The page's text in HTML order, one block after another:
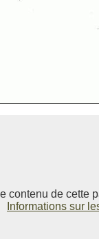
contenu de cette
Informations sur